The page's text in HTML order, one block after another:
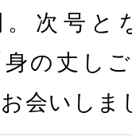
。次号と
の丈し
会いしま